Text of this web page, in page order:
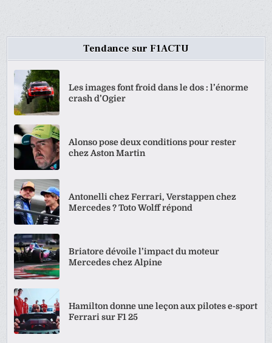
Tendance sur F1ACTU
Les images font froid dans le dos : l’énorme
crash d’Ogier
Alonso pose deux conditions pour rester
chez Aston Martin
Antonelli chez Ferrari, Verstappen chez
Mercedes ? Toto Wolff répond
Briatore dévoile l’impact du moteur
Mercedes chez Alpine
Hamilton donne une leçon aux pilotes e-sport
Ferrari sur F1 25